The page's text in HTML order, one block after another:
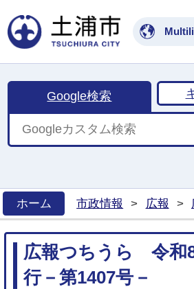
Google検索
ホーム
市政情報 > 広報 >
広報つちうら 令和
行－第1407号－